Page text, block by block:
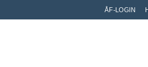
ÅF-LOGIN